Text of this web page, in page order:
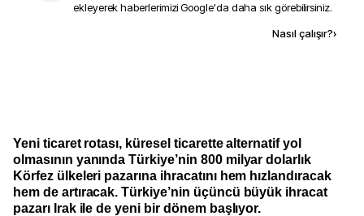
ekleyerek haberlerimizi Google'da daha sık görebilirsiniz.
Nasıl çalışır?›
Yeni ticaret rotası, küresel ticarette alternatif yol
olmasının yanında Türkiye’nin 800 milyar dolarlık
Körfez ülkeleri pazarına ihracatını hem hızlandıracak
hem de artıracak. Türkiye’nin üçüncü büyük ihracat
pazarı Irak ile de yeni bir dönem başlıyor.